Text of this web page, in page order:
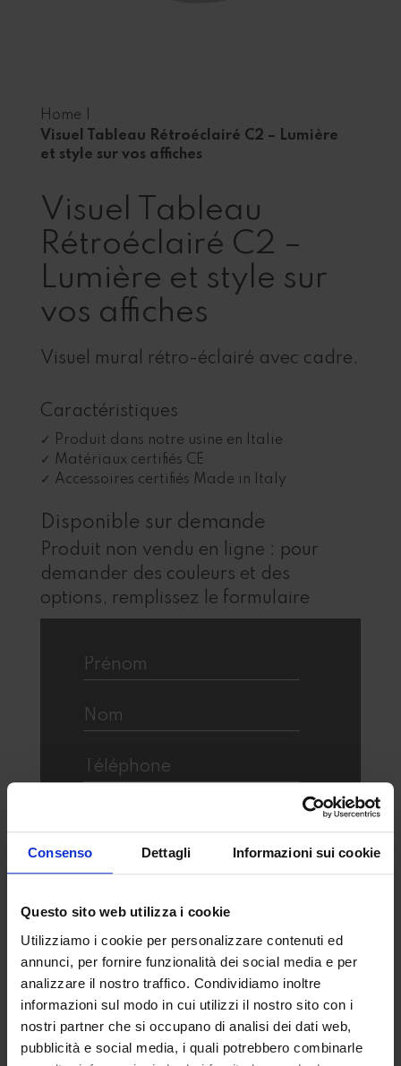
Consenso Dettagli Informazioni sui cookie
Questo sito web utilizza i cookie
Utilizziamo i cookie per personalizzare contenuti ed
annunci, per fornire funzionalità dei social media e per
analizzare il nostro traffico. Condividiamo inoltre
informazioni sul modo in cui utilizzi il nostro sito con i
nostri partner che si occupano di analisi dei dati web,
pubblicità e social media, i quali potrebbero combinarle
Home |
Visuel Tableau Rétroéclairé C2 – Lumière
et style sur vos affiches
Visuel Tableau
Rétroéclairé C2 –
Lumière et style sur
vos affiches
Visuel mural rétro-éclairé avec cadre.
Caractéristiques
Produit dans notre usine en Italie
Matériaux certifiés CE
Accessoires certifiés Made in Italy
Disponible sur demande
Produit non vendu en ligne : pour
demander des couleurs et des
options, remplissez le formulaire
J'accepte la
Politique de confidentialité